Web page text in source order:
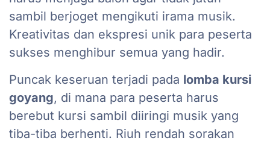
sambil berjoget mengikuti irama musik.
Kreativitas dan ekspresi unik para peserta
sukses menghibur semua yang hadir.
Puncak keseruan terjadi pada lomba kursi
goyang, di mana para peserta harus
berebut kursi sambil diiringi musik yang
tiba-tiba berhenti. Riuh rendah sorakan